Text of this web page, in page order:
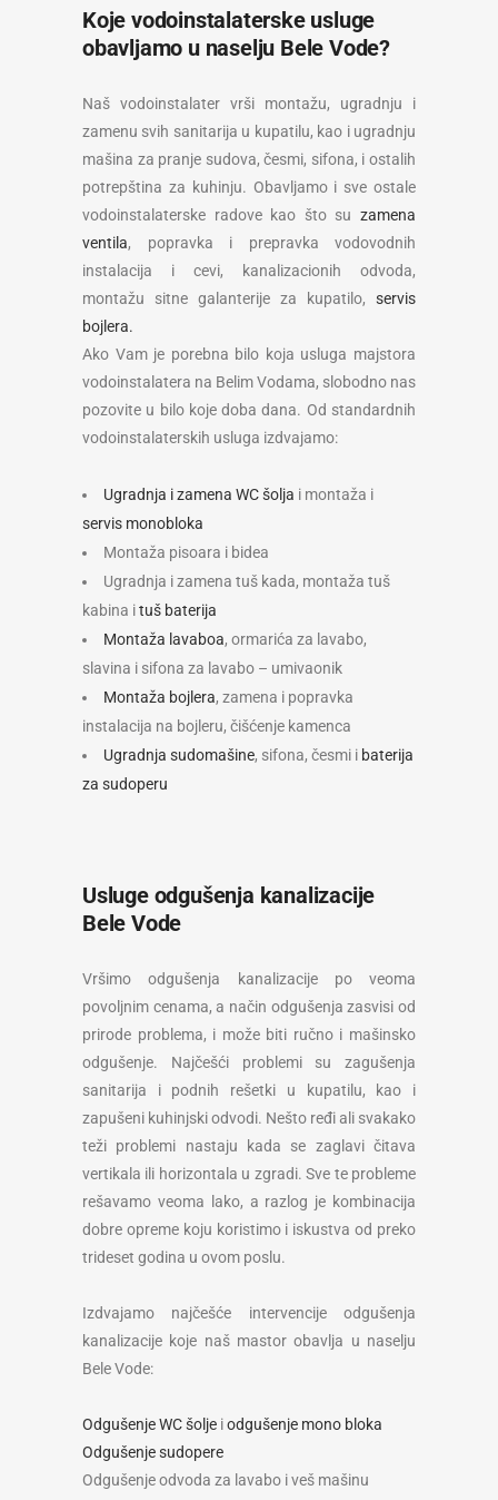
Koje vodoinstalaterske usluge
obavljamo u naselju Bele Vode?
Naš vodoinstalater vrši montažu, ugradnju i
zamenu svih sanitarija u kupatilu, kao i ugradnju
mašina za pranje sudova, česmi, sifona, i ostalih
potrepština za kuhinju. Obavljamo i sve ostale
vodoinstalaterske radove kao što su zamena
ventila, popravka i prepravka vodovodnih
instalacija i cevi, kanalizacionih odvoda,
montažu sitne galanterije za kupatilo, servis
bojlera.
Ako Vam je porebna bilo koja usluga majstora
vodoinstalatera na Belim Vodama, slobodno nas
pozovite u bilo koje doba dana. Od standardnih
vodoinstalaterskih usluga izdvajamo:
Ugradnja i zamena WC šolja i montaža i
servis monobloka
Montaža pisoara i bidea
Ugradnja i zamena tuš kada, montaža tuš
kabina ituš baterija
Montaža lavaboa, ormarića za lavabo,
slavina i sifona za lavabo – umivaonik
Montaža bojlera, zamena i popravka
instalacija na bojleru, čišćenje kamenca
Ugradnja sudomašine, sifona, česmi i baterija
za sudoperu
Usluge odgušenja kanalizacije
Bele Vode
Vršimo odgušenja kanalizacije po veoma
povoljnim cenama, a način odgušenja zasvisi od
prirode problema, i može biti ručno i mašinsko
odgušenje. Najčešći problemi su zagušenja
sanitarija i podnih rešetki u kupatilu, kao i
zapušeni kuhinjski odvodi. Nešto ređi ali svakako
teži problemi nastaju kada se zaglavi čitava
vertikala ili horizontala u zgradi. Sve te probleme
rešavamo veoma lako, a razlog je kombinacija
dobre opreme koju koristimo i iskustva od preko
trideset godina u ovom poslu.
Izdvajamo najčešće intervencije odgušenja
kanalizacije koje naš mastor obavlja u naselju
Bele Vode:
Odgušenje WC šolje iodgušenje mono bloka
Odgušenje sudopere
Odgušenje odvoda za lavabo i veš mašinu